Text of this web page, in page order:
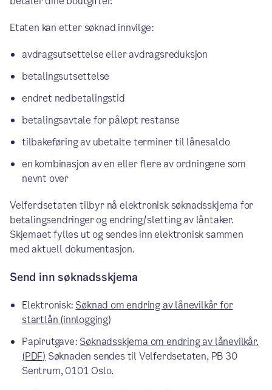
Etaten kan etter søknad innvilge:
avdragsutsettelse eller avdragsreduksjon
betalingsutsettelse
endret nedbetalingstid
betalingsavtale for påløpt restanse
tilbakeføring av ubetalte terminer til lånesaldo
en kombinasjon av en eller flere av ordningene som
nevnt over
Velferdsetaten tilbyr nå elektronisk søknadsskjema for
betalingsendringer og endring/sletting av låntaker.
Skjemaet fylles ut og sendes inn elektronisk sammen
med aktuell dokumentasjon.
Send inn søknadsskjema
Elektronisk: Søknad om endring av lånevilkår for
startlån (innlogging)
Papirutgave: Søknadsskjema om endring av lånevilkår.
(PDF) Søknaden sendes til Velferdsetaten, PB 30
Sentrum, 0101 Oslo.